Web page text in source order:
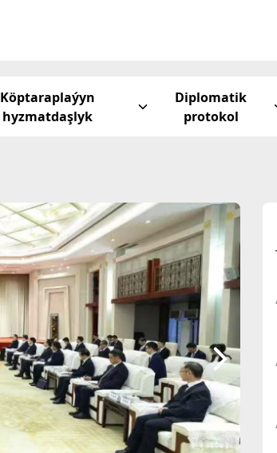
Köptaraplaýyn
hyzmatdaşlyk
Diplomatik
protokol